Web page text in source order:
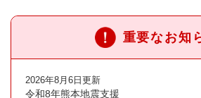
重要なお知
2026年8月6日更新
令和8年熊本地震支援